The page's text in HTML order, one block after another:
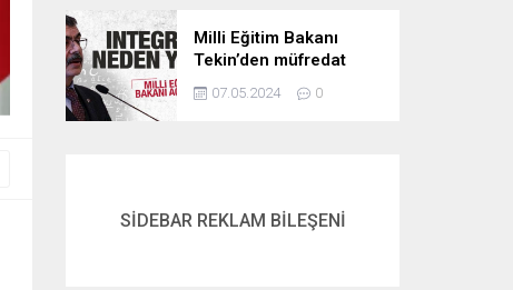
Milli Eğitim Bakanı
Tekin’den müfredat
açıklaması! İntegral
neden yok? İşte
07.05.2024 0
SİDEBAR REKLAM BİLEŞENİ